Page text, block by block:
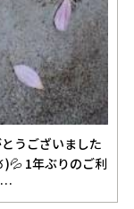
うございました
1年ぶりのご利
…